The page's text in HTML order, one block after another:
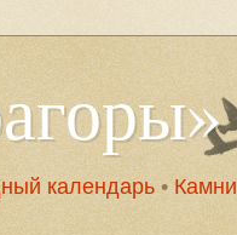
календарь • Камни